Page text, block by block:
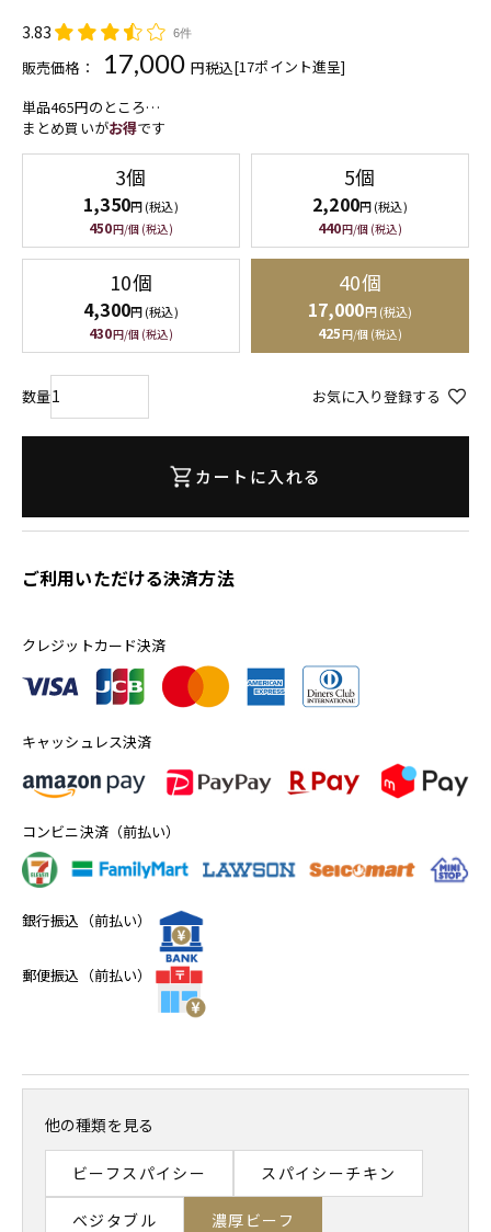
3.83 6件
販売価格： 17,000 税込[17ポイント進呈]
単品465円のところ…
まとめ買いがお得です
3個
1,350円 (税込)
450円/個 (税込)
5個
2,200円 (税込)
440円/個 (税込)
10個
4,300円 (税込)
430円/個 (税込)
40個
17,000円 (税込)
425円/個 (税込)
お気に入り登録する
カートに入れる
ご利用いただける決済方法
クレジットカード決済
キャッシュレス決済
コンビニ決済（前払い）
銀行振込（前払い）
郵便振込（前払い）
他の種類を見る
ビーフスパイシー スパイシーチキン
ベジタブル 濃厚ビーフ